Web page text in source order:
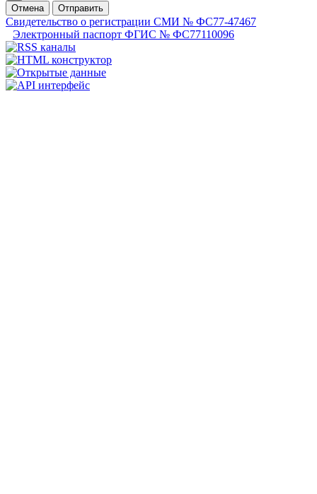
Отмена
Отправить
Свидетельство о регистрации СМИ № ФС77-47467
Электронный паспорт ФГИС № ФС77110096